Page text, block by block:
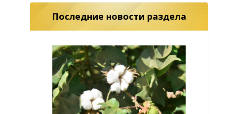
Последние новости раздела